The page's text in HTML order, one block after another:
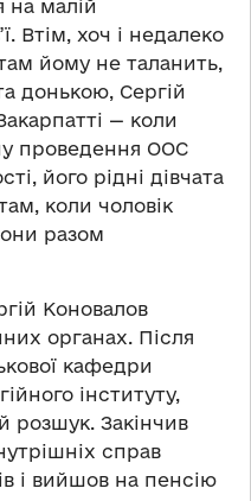
на малій
Втім, хоч і недалеко
там йому не таланить,
донькою, Сергій
— коли
проведення ООС
його рідні дівчата
коли чоловік
разом
Коновалов
органах. Після
кафедри
інституту,
розшук. Закінчив
справ
і вийшов на пенсію